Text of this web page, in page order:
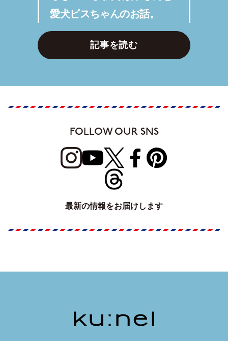
愛犬ビスちゃんのお話。
記事を読む
FOLLOW OUR SNS
最新の情報をお届けします